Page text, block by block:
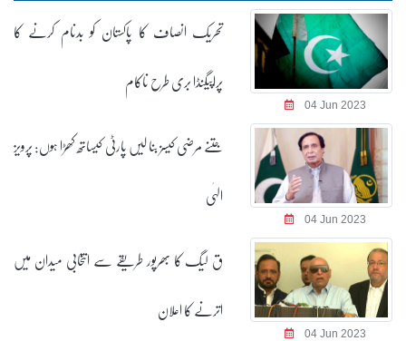
04 Jun 2023
تحریک انصاف کا پاکستان کو بدنام کرنے کا
پراپیگنڈا بری طرح ناکام
04 Jun 2023
جتنے مرضی کیسز بنا لیں پارٹی کیساتھ کھڑا ہوں: پرویز
الہٰی
04 Jun 2023
ق لیگ کا بھرپور طریقے سے انتخابی میدان میں
اترنے کا اعلان